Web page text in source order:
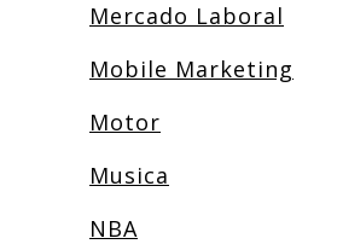
Mercado Laboral
Mobile Marketing
Motor
Musica
NBA